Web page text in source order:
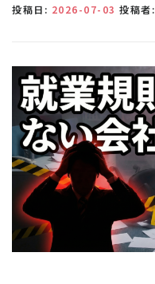
投稿日: 2026-07-03 投稿者: